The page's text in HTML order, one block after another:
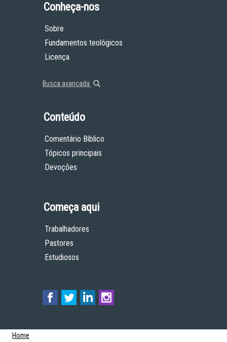
Conheça-nos
Sobre
Fundamentos teológicos
Licença
Busca avançada
Conteúdo
Comentário Bíblico
Tópicos principais
Devoções
Começa aqui
Trabalhadores
Pastores
Estudiosos
Home